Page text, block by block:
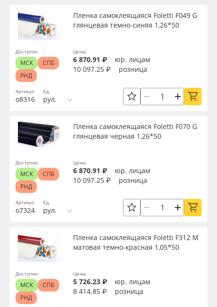
Артикул
о8316
Пленка самоклеящаяся Foletti F049 G
глянцевая темно-синяя 1,26*50
Ед.
рул.
Цены
6 870.91 ₽
юр. лицам
10 097.25 ₽
розница
Доступно
МСК
СПБ
РНД
Артикул
о7324
Пленка самоклеящаяся Foletti F070 G
глянцевая черная 1,26*50
Ед.
рул.
Цены
6 870.91 ₽
юр. лицам
10 097.25 ₽
розница
Доступно
МСК
СПБ
РНД
Пленка самоклеящаяся Foletti F312 M
матовая темно-красная 1,05*50
Цены
5 726.23 ₽
юр. лицам
8 414.85 ₽
розница
Доступно
МСК
СПБ
РНД